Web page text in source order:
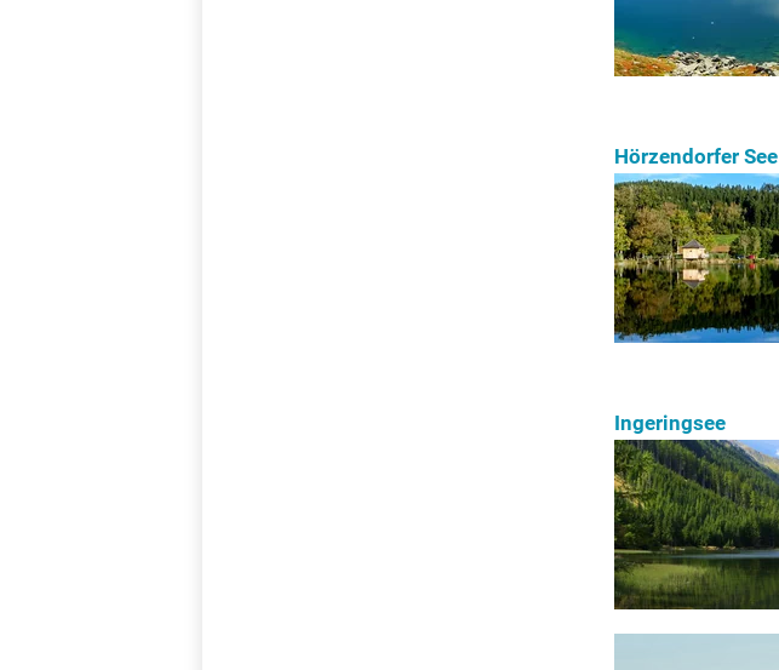
Hörzendorfer See
Ingeringsee